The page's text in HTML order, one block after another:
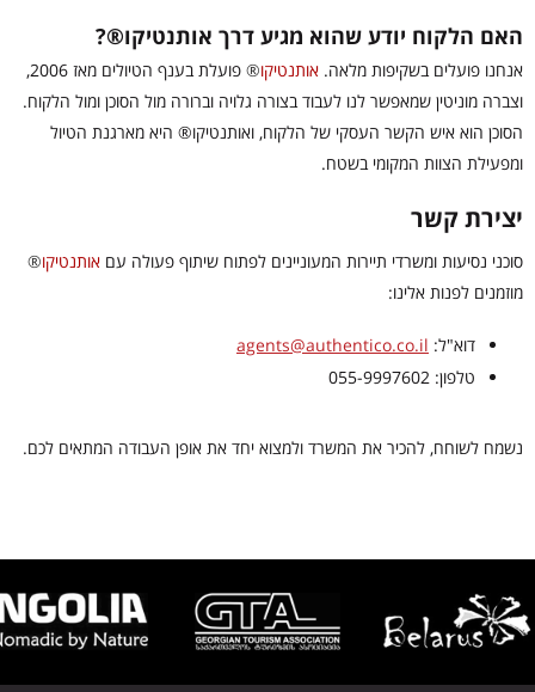
האם הלקוח יודע שהוא מגיע דרך אותנטיקו®?
אנחנו פועלים בשקיפות מלאה. אותנטיקו®
פועלת בענף הטיולים מאז 2006,
וצברה מוניטין שמאפשר לנו לעבוד בצורה גלויה וברורה מול הסוכן ומול הלקוח.
הסוכן הוא איש הקשר העסקי של הלקוח, ואותנטיקו® היא מארגנת הטיול
ומפעילת הצוות המקומי בשטח.
יצירת קשר
סוכני נסיעות ומשרדי תיירות המעוניינים לפתוח שיתוף פעולה עם אותנטיקו®
מוזמנים לפנות אלינו:
דוא"ל: agents@authentico.co.il
טלפון: 055-9997602
נשמח לשוחח, להכיר את המשרד ולמצוא יחד את אופן העבודה המתאים לכם.